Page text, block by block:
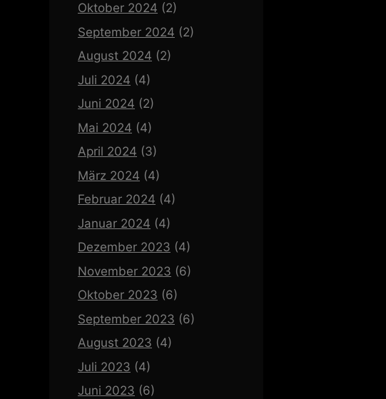
Oktober 2024 (2)
September 2024 (2)
August 2024 (2)
Juli 2024 (4)
Juni 2024 (2)
Mai 2024 (4)
April 2024 (3)
März 2024 (4)
Februar 2024 (4)
Januar 2024 (4)
Dezember 2023 (4)
November 2023 (6)
Oktober 2023 (6)
September 2023 (6)
August 2023 (4)
Juli 2023 (4)
Juni 2023 (6)